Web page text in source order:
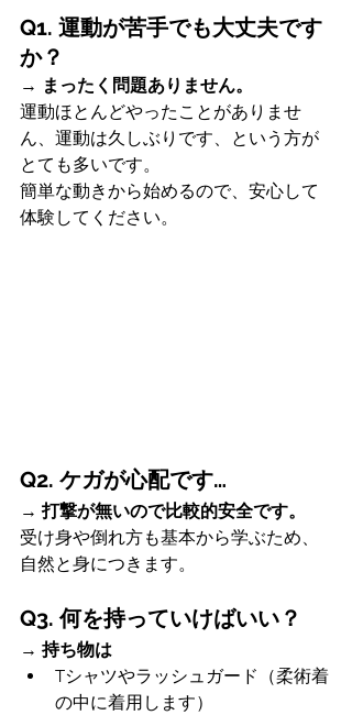
Q1. 運動が苦手でも大丈夫です
か？
→ まったく問題ありません。
運動ほとんどやったことがありませ
ん、運動は久しぶりです、という方が
とても多いです。
簡単な動きから始めるので、安心して
体験してください。
Q2. ケガが心配です…
→ 打撃が無いので比較的安全です。
受け身や倒れ方も基本から学ぶため、
自然と身につきます。
Q3. 何を持っていけばいい？
→ 持ち物は
Tシャツやラッシュガード（柔術着
の中に着用します）